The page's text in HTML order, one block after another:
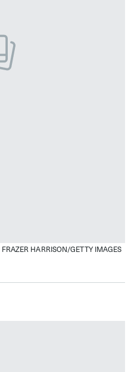
FRAZER HARRISON/GETTY IMAGES